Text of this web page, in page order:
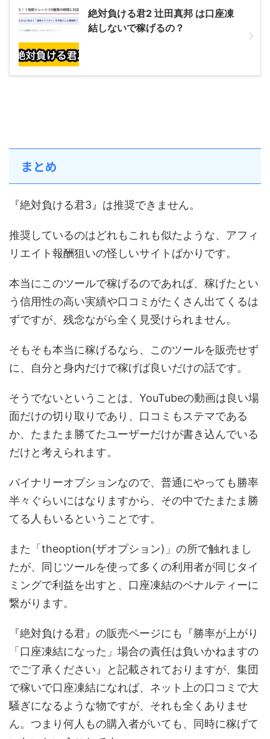
絶対負ける君2 辻田真邦 は口座凍
結しないで稼げるの？
まとめ
『絶対負ける君3』は推奨できません。
推奨しているのはどれもこれも似たような、アフィ
リエイト報酬狙いの怪しいサイトばかりです。
本当にこのツールで稼げるのであれば、稼げたとい
う信用性の高い実績や口コミがたくさん出てくるは
ずですが、残念ながら全く見受けられません。
そもそも本当に稼げるなら、このツールを販売せず
に、自分と身内だけで稼げば良いだけの話です。
そうでないということは、YouTubeの動画は良い場
面だけの切り取りであり、口コミもステマである
か、たまたま勝てたユーザーだけが書き込んでいる
だけと考えられます。
バイナリーオプションなので、普通にやっても勝率
半々ぐらいにはなりますから、その中でたまたま勝
てる人もいるということです。
また「theoption(ザオプション)」の所で触れまし
たが、同じツールを使って多くの利用者が同じタイ
ミングで利益を出すと、口座凍結のペナルティーに
繋がります。
『絶対負ける君』の販売ページにも『勝率が上がり
「口座凍結になった」場合の責任は負いかねますの
でご了承ください』と記載されておりますが、集団
で稼いで口座凍結になれば、ネット上の口コミで大
騒ぎになるような物ですが、それも全くありませ
ん。つまり何人もの購入者がいても、同時に稼げて